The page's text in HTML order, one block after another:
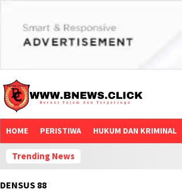
HOME PERISTIWA HUKUM DAN KRIMINAL
Trending News
DENSUS 88